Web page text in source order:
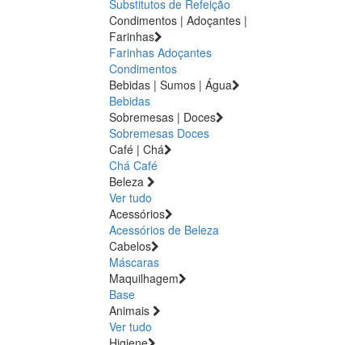
Substitutos de Refeição
Condimentos | Adoçantes |
Farinhas
Farinhas Adoçantes
Condimentos
Bebidas | Sumos | Água
Bebidas
Sobremesas | Doces
Sobremesas Doces
Café | Chá
Chá Café
Beleza
Ver tudo
Acessórios
Acessórios de Beleza
Cabelos
Máscaras
Maquilhagem
Base
Animais
Ver tudo